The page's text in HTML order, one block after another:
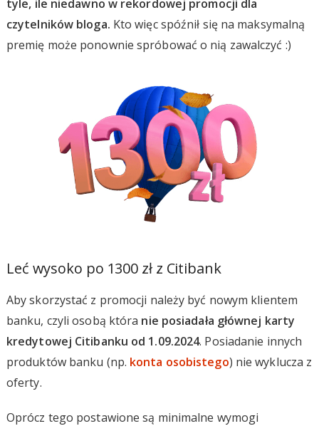
tyle, ile niedawno w rekordowej promocji dla
czytelników bloga. Kto więc spóźnił się na maksymalną
premię może ponownie spróbować o nią zawalczyć :)
Leć wysoko po 1300 zł z Citibank
Aby skorzystać z promocji należy być nowym klientem
banku, czyli osobą która nie posiadała głównej karty
kredytowej Citibanku od 1.09.2024. Posiadanie innych
produktów banku (np. konta osobistego) nie wyklucza z
oferty.
Oprócz tego postawione są minimalne wymogi